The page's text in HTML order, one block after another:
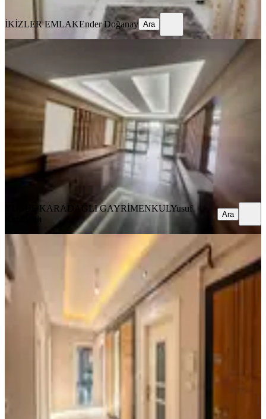
İKİZLER EMLAKEnder Doğanay Ara
MANZARALI
Yusuf Karadağlı'dan Bostanbaşı'nda
Site İçerisinde 4+1 Kiralık
Yeşilyurt, Bostanbaşı Mahallesi
4+1·220 m²·2. Kat·04.08.2026
21.000 ₺
YUSUF KARADAĞLI GAYRİMENKULYusuf Karadağlı
YUSUF KARADAĞLI GAYRİMENKULYusuf
Karadağlı
Ara
BALKONLU
Yakınca'da 3.5+1, 170m² Ultra Lüks
Daire (kiralık)
Yeşilyurt, Yakınca Mahallesi
185 m² ·6. Kat·
24.000 ₺
IŞIKLAR GAYRİMENKUL Enes Işık